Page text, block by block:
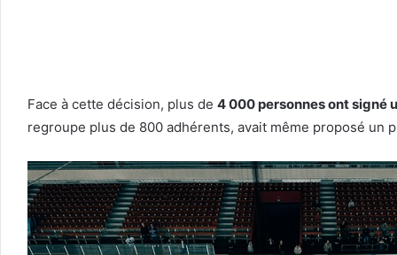
Face à cette décision, plus de 4 000 personnes ont signé
regroupe plus de 800 adhérents, avait même proposé un